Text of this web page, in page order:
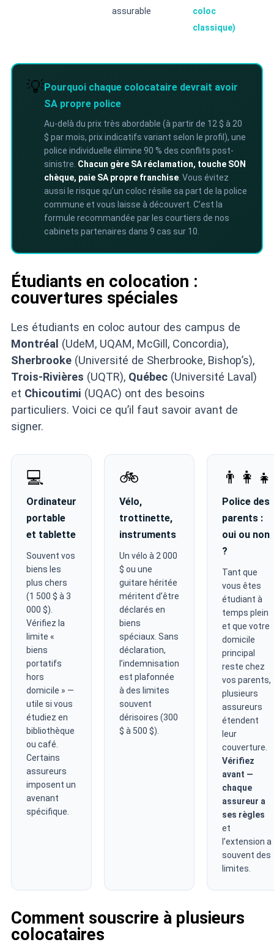
assurable
coloc
classique)
💡Pourquoi chaque colocataire devrait avoir
SA propre police
Au-delà du prix très abordable (à partir de 12 $ à 20
$ par mois, prix indicatifs variant selon le profil), une
police individuelle élimine 90 % des conflits post-
sinistre. Chacun gère SA réclamation, touche SON
chèque, paie SA propre franchise. Vous évitez
aussi le risque qu’un coloc résilie sa part de la police
commune et vous laisse à découvert. C’est la
formule recommandée par les courtiers de nos
cabinets partenaires dans 9 cas sur 10.
Étudiants en colocation :
couvertures spéciales
Les étudiants en coloc autour des campus de
Montréal (UdeM, UQAM, McGill, Concordia),
Sherbrooke(Université de Sherbrooke, Bishop’s),
Trois-Rivières (UQTR), Québec(Université Laval)
et Chicoutimi (UQAC) ont des besoins
particuliers. Voici ce qu’il faut savoir avant de
signer.
💻
Ordinateur
portable
et tablette
Souvent vos
biens les
plus chers
(1 500 $ à 3
000 $).
Vérifiez la
limite «
biens
portatifs
hors
domicile » —
utile si vous
étudiez en
bibliothèque
ou café.
Certains
assureurs
imposent un
avenant
spécifique.
🚲
Vélo,
trottinette,
instruments
Un vélo à 2 000
$ ou une
guitare héritée
méritent d’être
déclarés en
biens
spéciaux. Sans
déclaration,
l’indemnisation
est plafonnée
à des limites
souvent
dérisoires (300
$ à 500 $).
👨‍👩‍👧
Police des
parents :
oui ou non
?
Tant que
vous êtes
étudiant à
temps plein
et que votre
domicile
principal
reste chez
vos parents,
plusieurs
assureurs
étendent
leur
couverture.
Vérifiez
avant —
chaque
assureur a
ses règles
et
l’extension a
souvent des
limites.
Comment souscrire à plusieurs
colocataires